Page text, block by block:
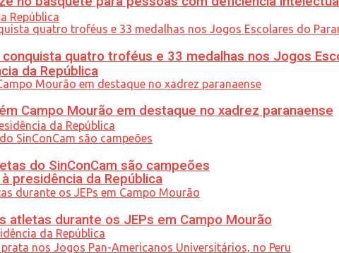
da República
presidência da República
quatro troféus e 33 medalhas nos Jogos
Campo Mourão em destaque no xadrez paranaense
do SinConCam são campeões
durante os JEPs em Campo Mourão